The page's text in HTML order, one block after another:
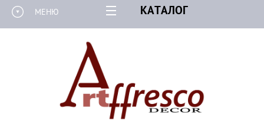
КАТАЛОГ
МЕНЮ